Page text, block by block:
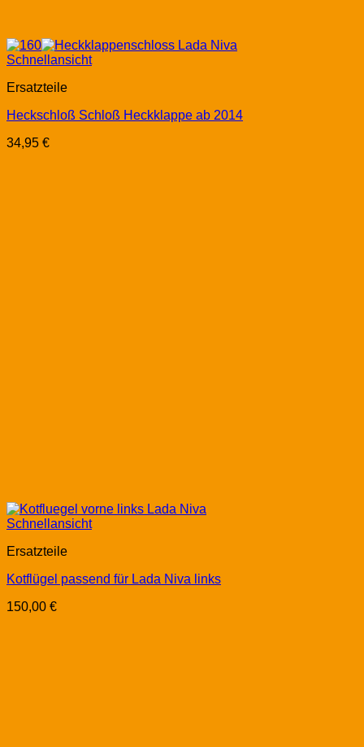
Schnellansicht
Ersatzteile
Heckschloß Schloß Heckklappe ab 2014
34,95 €
Schnellansicht
Ersatzteile
Kotflügel passend für Lada Niva links
150,00 €